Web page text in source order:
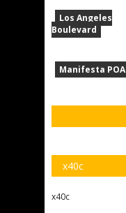
Los Angeles
Boulevard
Manifesta POA
x40c
x40c